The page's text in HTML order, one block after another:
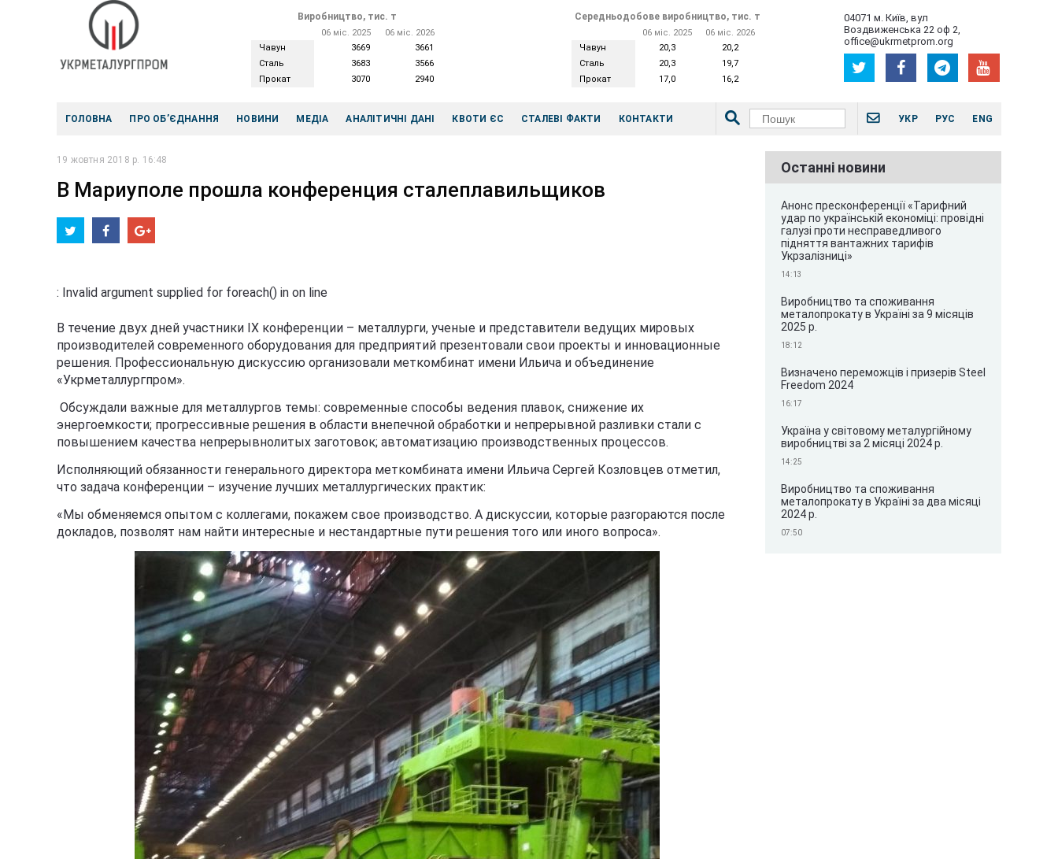
04071 м. Київ, вул
Воздвиженська 22 оф 2,
office@ukrmetprom.org
Виробництво, тис. т
06 міс. 2025
06 міс. 2026
Чавун
3669
3661
Сталь
3683
3566
Прокат
3070 2940
Середньодобове виробництво, тис. т
06 міс. 2025
06 міс. 2026
Чавун
20,3
20,2
Сталь
20,3
19,7
Прокат
17,0 16,2
ГОЛОВНА ПРО ОБ’ЄДНАННЯ НОВИНИ МЕДІА АНАЛІТИЧНІ ДАНІ КВОТИ ЄС СТАЛЕВІ ФАКТИ КОНТАКТИ УКР РУС ENG
19 жовтня 2018 р. 16:48
В Мариуполе прошла конференция сталеплавильщиков
: Invalid argument supplied for foreach() in on line
В течение двух дней участники ІХ конференции – металлурги, ученые и представители ведущих мировых
производителей современного оборудования для предприятий презентовали свои проекты и инновационные
решения. Профессио­нальную дискуссию организовали меткомбинат имени Ильича и объединение
«Укрметаллургпром».
Обсуждали важные для металлургов темы: современные способы ведения плавок, снижение их
энергоемкости; прогрессивные решения в области внепечной обработки и непрерывной разливки стали с
повышением качества непрерывнолитых заготовок; автоматизацию производственных процессов.
Исполняющий обязанности генерального директора меткомбината имени Ильича Сергей Козловцев отметил,
что задача конференции – изучение лучших металлургических практик:
«Мы обменяемся опытом с коллегами, покажем свое производство. А дискуссии, которые разгораются после
докладов, позволят нам найти интересные и нестандартные пути решения того или иного вопроса».
Останні новини
Анонс пресконференції «Тарифний
удар по українській економіці: провідні
галузі проти несправедливого
підняття вантажних тарифів
Укрзалізниці»
14:13
Виробництво та споживання
металопрокату в Україні за 9 місяців
2025 р.
18:12
Визначено переможців і призерів Steel
Freedom 2024
16:17
Україна у світовому металургійному
виробництві за 2 місяці 2024 р.
14:25
Виробництво та споживання
металопрокату в Україні за два місяці
2024 р.
07:50